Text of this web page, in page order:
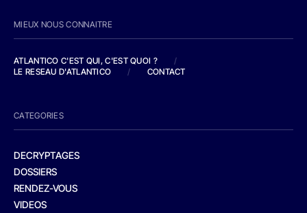
MIEUX NOUS CONNAITRE
ATLANTICO C'EST QUI, C'EST QUOI ?
/
LE RESEAU D'ATLANTICO
/ CONTACT
CATEGORIES
DECRYPTAGES
DOSSIERS
RENDEZ-VOUS
VIDEOS